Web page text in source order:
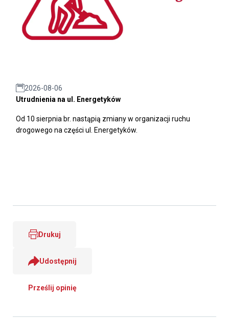
2026-08-06
Utrudnienia na ul. Energetyków
Od 10 sierpnia br. nastąpią zmiany w organizacji ruchu
drogowego na części ul. Energetyków.
Drukuj
Udostępnij
Prześlij opinię